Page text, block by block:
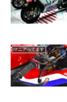
マニアってます